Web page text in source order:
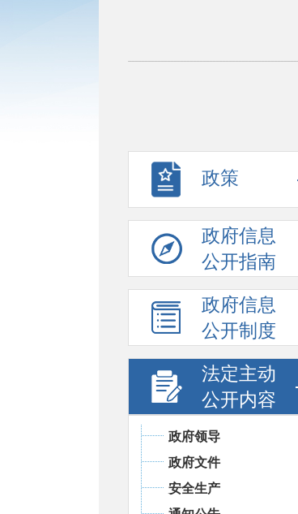
政策
政府信息
公开指南
政府信息
公开制度
法定主动
公开内容
政府领导
政府文件
安全生产